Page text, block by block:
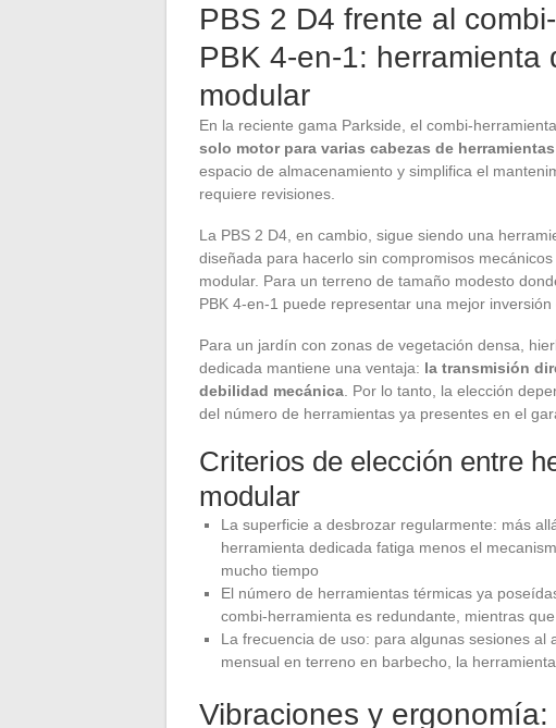
PBS 2 D4 frente al
PBK 4-en-1: herramienta
modular
En la reciente gama Parkside, el combi-
solo motor para varias cabezas de
espacio de almacenamiento y simplifica el
requiere revisiones.
La PBS 2 D4, en cambio, sigue siendo una
diseñada para hacerlo sin compromisos
modular. Para un terreno de tamaño modesto
PBK 4-en-1 puede representar una mejor inversión
Para un jardín con zonas de vegetación densa,
dedicada mantiene una ventaja: la transmisión
debilidad mecánica . Por lo tanto, la elección
del número de herramientas ya presentes en el
Criterios de elección entre
modular
La superficie a desbrozar regularmente: más
herramienta dedicada fatiga menos el
mucho tiempo
El número de herramientas térmicas ya
combi-herramienta es redundante, mientras
La frecuencia de uso: para algunas sesiones
mensual en terreno en barbecho, la
Vibraciones y